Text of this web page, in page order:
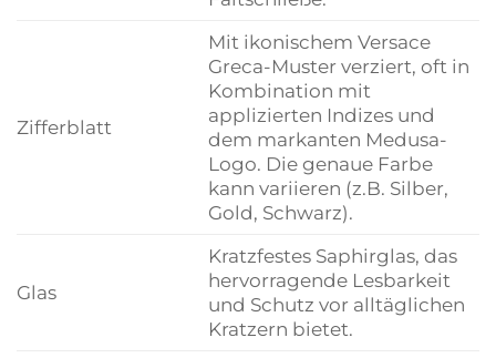
Zifferblatt
Mit ikonischem Versace
Greca-Muster verziert, oft in
Kombination mit
applizierten Indizes und
dem markanten Medusa-
Logo. Die genaue Farbe
kann variieren (z.B. Silber,
Gold, Schwarz).
Glas
Kratzfestes Saphirglas, das
hervorragende Lesbarkeit
und Schutz vor alltäglichen
Kratzern bietet.